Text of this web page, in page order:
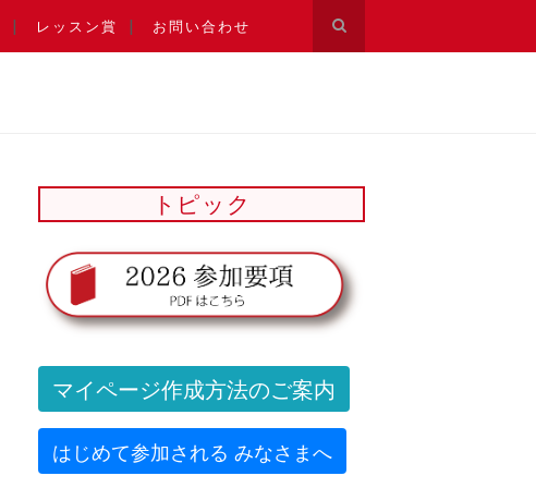
レッスン賞 お問い合わせ
トピック
マイページ作成方法のご案内
はじめて参加される みなさまへ